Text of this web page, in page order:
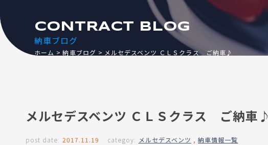
納車ブログ
CONTRACT BLOG
ホーム 納車ブログ メルセデスベンツ ＣＬＳクラス ご納車♪
メルセデスベンツ ＣＬＳクラス ご納車♪
post date: 2017.11.19 categoy: メルセデスベンツ ,納車情報一覧